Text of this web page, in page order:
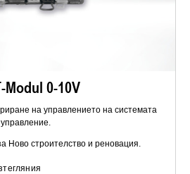
Modul 0-10V
на управлението на системата
Ново строителство и реновация.